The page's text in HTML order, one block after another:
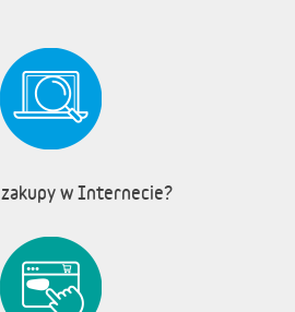
zakupy w Internecie?